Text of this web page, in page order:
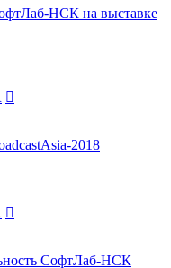
НСК на выставке
2018
СофтЛаб-НСК